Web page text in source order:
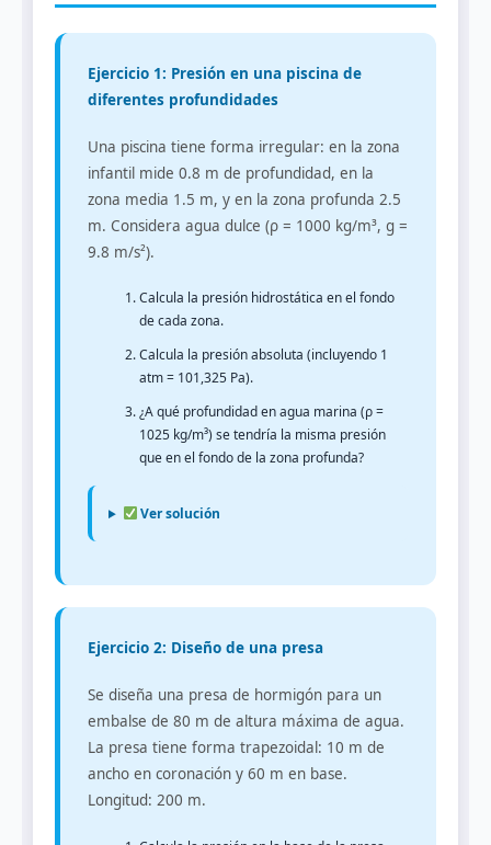
Ejercicio 1: Presión en una piscina de
diferentes profundidades
Una piscina tiene forma irregular: en la zona
infantil mide 0.8 m de profundidad, en la
zona media 1.5 m, y en la zona profunda 2.5
m. Considera agua dulce (ρ = 1000 kg/m³, g =
9.8 m/s²).
Calcula la presión hidrostática en el fondo
de cada zona.
Calcula la presión absoluta (incluyendo 1
atm = 101,325 Pa).
¿A qué profundidad en agua marina (ρ =
1025 kg/m³) se tendría la misma presión
que en el fondo de la zona profunda?
Ver solución
Ejercicio 2: Diseño de una presa
Se diseña una presa de hormigón para un
embalse de 80 m de altura máxima de agua.
La presa tiene forma trapezoidal: 10 m de
ancho en coronación y 60 m en base.
Longitud: 200 m.